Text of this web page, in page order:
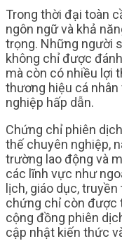
Trong thời đại toàn
ngôn ngữ và khả
trọng. Những người
không chỉ được
mà còn có nhiều lợi
thương hiệu cá
nghiệp hấp dẫn.
Chứng chỉ phiên
thế chuyên nghiệp,
trường lao động và
các lĩnh vực như
lịch, giáo dục,
chứng chỉ còn được
cộng đồng phiên
cập nhật kiến thức